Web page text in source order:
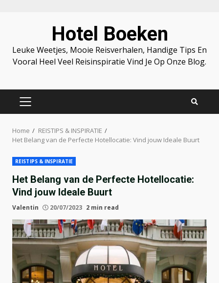
Hotel Boeken
Leuke Weetjes, Mooie Reisverhalen, Handige Tips En
Vooral Heel Veel Reisinspiratie Vind Je Op Onze Blog.
PRIMARY
Home
REISTIPS & INSPIRATIE
Het Belang van de Perfecte Hotellocatie: Vind jouw Ideale Buurt
REISTIPS & INSPIRATIE
Het Belang van de Perfecte Hotellocatie:
Vind jouw Ideale Buurt
Valentin 20/07/2023 2 min read